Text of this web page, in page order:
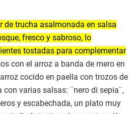
de trucha asalmonada en salsa
fresco y sabroso, lo
tostadas para complementar
con el arroz a banda de mero en
cocido en paella con trozos de
con varias salsas: ¨nero di sepia¨,
y escabechada, un plato muy